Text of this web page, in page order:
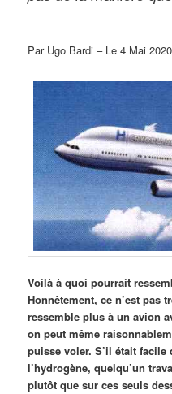
Par Ugo Bardi – Le 4 Mai
Voilà à quoi pourrait
Honnêtement, ce n’est pas
ressemble plus à un avion
on peut même
puisse voler. S’il était
l’hydrogène, quelqu’un
plutôt que sur ces seuls